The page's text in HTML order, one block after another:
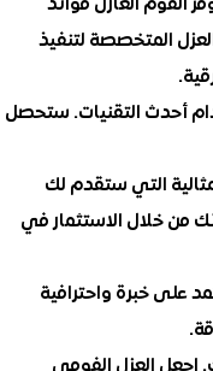
الفوم العازل فوائد
المتخصصة لتنفيذ
أحدث التقنيات. ستحصل
التي ستقدم لك
من خلال الاستثمار في
على خبرة واحترافية